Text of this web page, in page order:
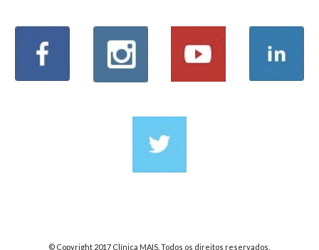
© Copyright 2017 Clínica MAIS. Todos os direitos reservados.